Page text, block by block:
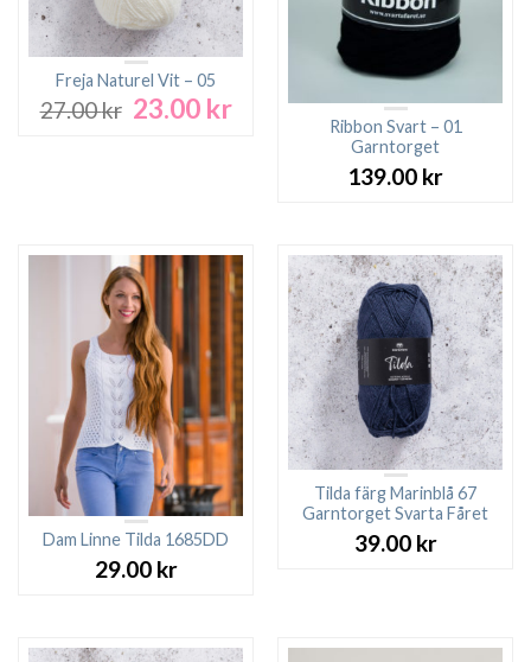
Freja Naturel Vit – 05
27.00kr Det
23.00 krDet
nuvarandeRibbon Svart – 01
Garntorget
139.00 kr
Dam Linne Tilda 1685DD
29.00 kr
Tilda färg Marinblå 67
Garntorget Svarta Fåret
39.00 kr